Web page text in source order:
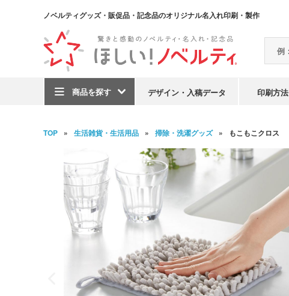
ノベルティグッズ・販促品・記念品のオリジナル名入れ印刷・製作
商品を探す デザイン・入稿データ 印刷方法
TOP 生活雑貨・生活用品 掃除・洗濯グッズ もこもこクロス